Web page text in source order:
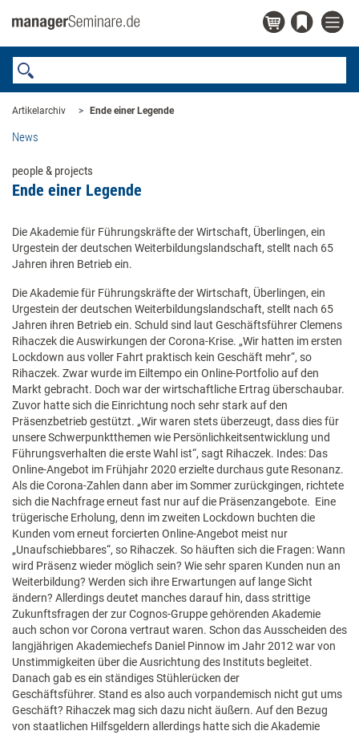
Artikelarchiv Ende einer Legende
News
people & projects
Ende einer Legende
Die Akademie für Führungskräfte der Wirtschaft, Überlingen, ein
Urgestein der deutschen Weiterbildungslandschaft, stellt nach 65
Jahren ihren Betrieb ein.
Die Akademie für Führungskräfte der Wirtschaft, Überlingen, ein
Urgestein der deutschen Weiterbildungslandschaft, stellt nach 65
Jahren ihren Betrieb ein. Schuld sind laut Geschäftsführer Clemens
Rihaczek die Auswirkungen der Corona-Krise. „Wir hatten im ersten
Lockdown aus voller Fahrt praktisch kein Geschäft mehr“, so
Rihaczek. Zwar wurde im Eiltempo ein Online-Portfolio auf den
Markt gebracht. Doch war der wirtschaftliche Ertrag überschaubar.
Zuvor hatte sich die Einrichtung noch sehr stark auf den
Präsenzbetrieb gestützt. „Wir waren stets überzeugt, dass dies für
unsere Schwerpunktthemen wie Persönlichkeitsentwicklung und
Führungsverhalten die erste Wahl ist“, sagt Rihaczek. Indes: Das
Online-Angebot im Frühjahr 2020 erzielte durchaus gute Resonanz.
Als die Corona-Zahlen dann aber im Sommer zurückgingen, richtete
sich die Nachfrage erneut fast nur auf die Präsenzangebote. Eine
trügerische Erholung, denn im zweiten Lockdown buchten die
Kunden vom erneut forcierten Online-Angebot meist nur
„Unaufschiebbares“, so Rihaczek. So häuften sich die Fragen: Wann
wird Präsenz wieder möglich sein? Wie sehr sparen Kunden nun an
Weiterbildung? Werden sich ihre Erwartungen auf lange Sicht
ändern? Allerdings deutet manches darauf hin, dass strittige
Zukunftsfragen der zur Cognos-Gruppe gehörenden Akademie
auch schon vor Corona vertraut waren. Schon das Ausscheiden des
langjährigen Akademiechefs Daniel Pinnow im Jahr 2012 war von
Unstimmigkeiten über die Ausrichtung des Instituts begleitet.
Danach gab es ein ständiges Stühlerücken der
Geschäftsführer. Stand es also auch vorpandemisch nicht gut ums
Geschäft? Rihaczek mag sich dazu nicht äußern. Auf den Bezug
von staatlichen Hilfsgeldern allerdings hatte sich die Akademie